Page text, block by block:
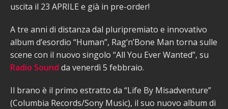
uscita il 23 APRILE e già in pre-order!
A tre anni di distanza dal pluripremiato e innovativo
album d’esordio “Human”, Rag‘n’Bone Man torna sulle
scene con il nuovo singolo “All You Ever Wanted”, su
Radio Sound da venerdì 5 febbraio.
Il brano è il primo estratto da “Life By Misadventure”
(Columbia Records/Sony Music), il suo nuovo album di